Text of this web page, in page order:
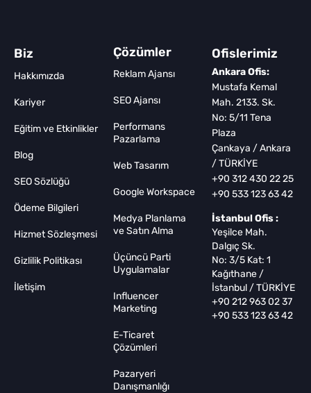
Biz
Hakkımızda
Kariyer
Eğitim ve Etkinlikler
Blog
SEO Sözlüğü
Ödeme Bilgileri
Hizmet Sözleşmesi
Gizlilik Politikası
İletişim
Çözümler
Reklam Ajansı
SEO Ajansı
Performans
Pazarlama
Web Tasarım
Google Workspace
Medya Planlama
ve Satın Alma
Üçüncü Parti
Uygulamalar
Influencer
Marketing
E-Ticaret
Çözümleri
Pazaryeri
Danışmanlığı
Ofislerimiz
Ankara Ofis:
Mustafa Kemal
Mah. 2133. Sk.
No: 5/11 Tena
Plaza
Çankaya / Ankara
/ TÜRKİYE
+90 312 430 22 25
+90 533 123 63 42
İstanbul Ofis :
Yeşilce Mah.
Dalgıç Sk.
No: 3/5 Kat: 1
Kağıthane /
İstanbul / TÜRKİYE
+90 212 963 02 37
+90 533 123 63 42